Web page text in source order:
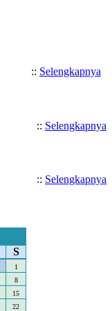
:: Selengkapnya
:: Selengkapnya
:: Selengkapnya
S
1
8
15
22